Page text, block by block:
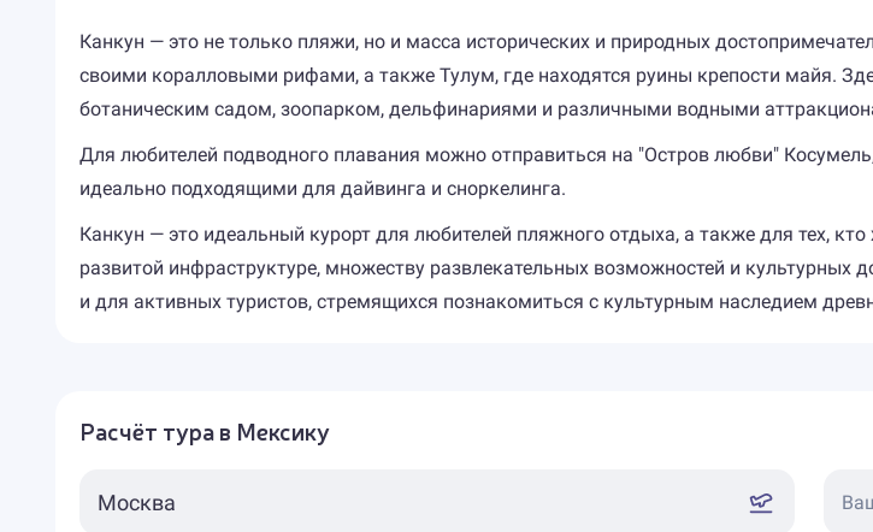
Канкун — это не только пляжи, но и масса исторических и природных
своими коралловыми рифами, а также Тулум, где находятся руины крепости майя.
ботаническим садом, зоопарком, дельфинариями и различными водными
Для любителей подводного плавания можно отправиться на "Остров любви"
идеально подходящими для дайвинга и сноркелинга.
Канкун — это идеальный курорт для любителей пляжного отдыха, а также для тех,
развитой инфраструктуре, множеству развлекательных возможностей и культурных
и для активных туристов, стремящихся познакомиться с культурным наследием
Расчёт тура в Мексику